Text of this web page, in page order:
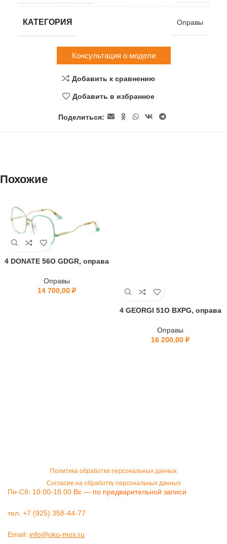
КАТЕГОРИЯ Оправы
Консультация о модели
Добавить к сравнению
Добавить в избранное
Поделиться:
Похожие
4 DONATE 56O GDGR, оправа
Оправы
14 700,00 ₽
4 GEORGI 51O BXPG, оправа
Оправы
16 200,00 ₽
Политика обработки персональных данных
Согласие на обработку персональных данных
Пн-Сб: 10.00-18.00 Вс — по предварительной записи
тел. +7 (925) 358-44-77
Email: info@oko-mos.ru